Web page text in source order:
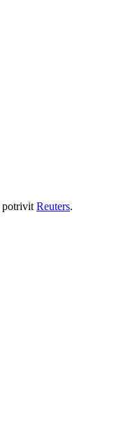
potrivit Reuters.